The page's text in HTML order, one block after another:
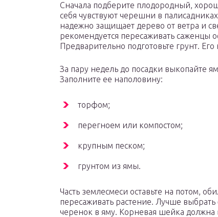
Сначала подберите плодородный,
себя чувствуют черешни в
надежно защищает дерево от ветра и
рекомендуется пересаживать саженцы
Предварительно подготовьте грунт.
За пару недель до посадки выкопайте
Заполните ее наполовину:
торфом;
перегноем или компостом;
крупным песком;
грунтом из ямы.
Часть землесмеси оставьте на потом,
пересаживать растение. Лучше
черенок в яму. Корневая шейка